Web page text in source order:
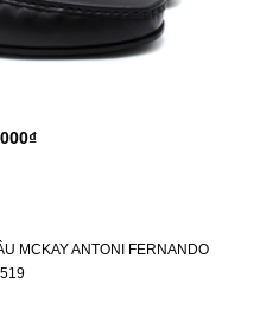
MCKAY ANTONI FERNANDO